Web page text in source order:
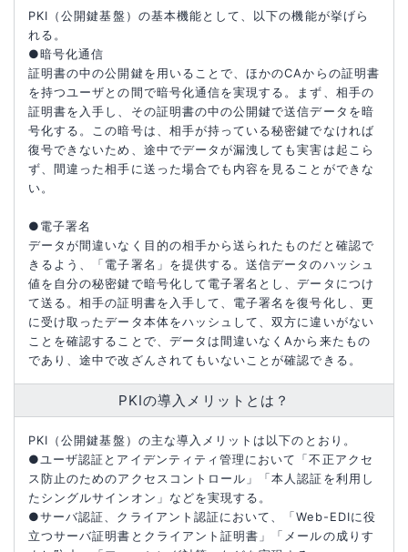
PKI（公開鍵基盤）の基本機能として、以下の機能が挙げら
れる。
●暗号化通信
証明書の中の公開鍵を用いることで、ほかのCAからの証明書
を持つユーザとの間で暗号化通信を実現する。まず、相手の
証明書を入手し、その証明書の中の公開鍵で送信データを暗
号化する。この暗号は、相手が持っている秘密鍵でなければ
復号できないため、途中でデータが漏洩しても実害は起こら
ず、間違った相手に送った場合でも内容を見ることができな
い。
●電子署名
データが間違いなく目的の相手から送られたものだと確認で
きるよう、「電子署名」を提供する。送信データのハッシュ
値を自分の秘密鍵で暗号化して電子署名とし、データにつけ
て送る。相手の証明書を入手して、電子署名を復号化し、更
に受け取ったデータ本体をハッシュして、双方に違いがない
ことを確認することで、データは間違いなくAから来たもの
であり、途中で改ざんされてもいないことが確認できる。
PKIの導入メリットとは？
PKI（公開鍵基盤）の主な導入メリットは以下のとおり。
●ユーザ認証とアイデンティティ管理において「不正アクセ
ス防止のためのアクセスコントロール」「本人認証を利用し
たシングルサインオン」などを実現する。
●サーバ認証、クライアント認証において、「Web-EDIに役
立つサーバ証明書とクライアント証明書」「メールの成りす